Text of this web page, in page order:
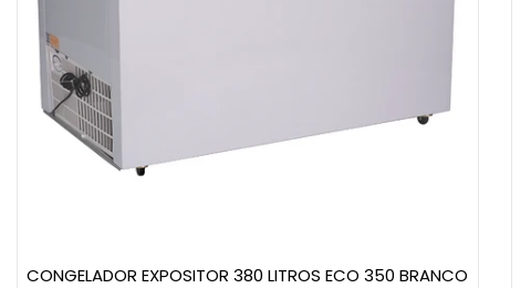
CONGELADOR EXPOSITOR 380 LITROS ECO 350 BRANCO